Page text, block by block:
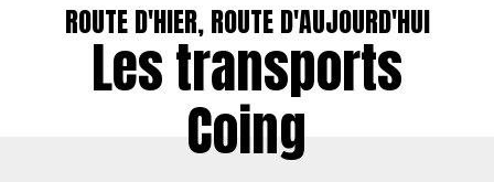
ROUTE D'HIER, ROUTE D'AUJOURD'HUI
Les transports
Coing